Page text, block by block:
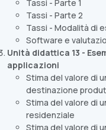
Tassi - Parte 1
Tassi - Parte 2
Tassi - Modalità di
Software e
Unità didattica 13 -
applicazioni
Stima del valore di
destinazione
Stima del valore di
residenziale
Stima del valore di